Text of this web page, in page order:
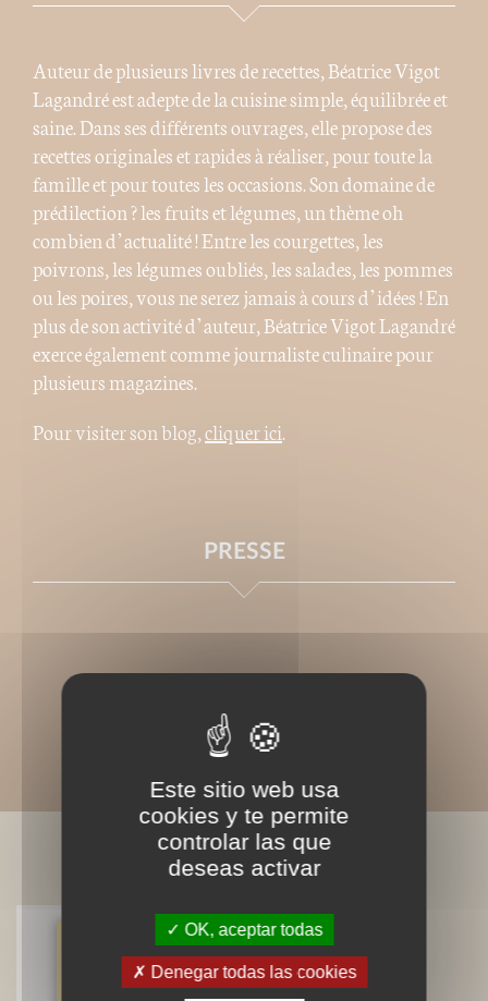
Auteur de plusieurs livres de recettes, Béatrice Vigot
Lagandré est adepte de la cuisine simple, équilibrée et
saine. Dans ses différents ouvrages, elle propose des
recettes originales et rapides à réaliser, pour toute la
famille et pour toutes les occasions. Son domaine de
prédilection ? les fruits et légumes, un thème oh
combien d’actualité ! Entre les courgettes, les
poivrons, les légumes oubliés, les salades, les pommes
ou les poires, vous ne serez jamais à cours d’idées ! En
plus de son activité d’auteur, Béatrice Vigot Lagandré
exerce également comme journaliste culinaire pour
plusieurs magazines.
Pour visiter son blog,cliquer ici.
PRESSE
BIBLIOGRAPHIE
Petit traité de l'omelette -
nouvelle édition
Este sitio web usa
cookies y te permite
controlar las que
deseas activar
OK, aceptar todas
Denegar todas las cookies